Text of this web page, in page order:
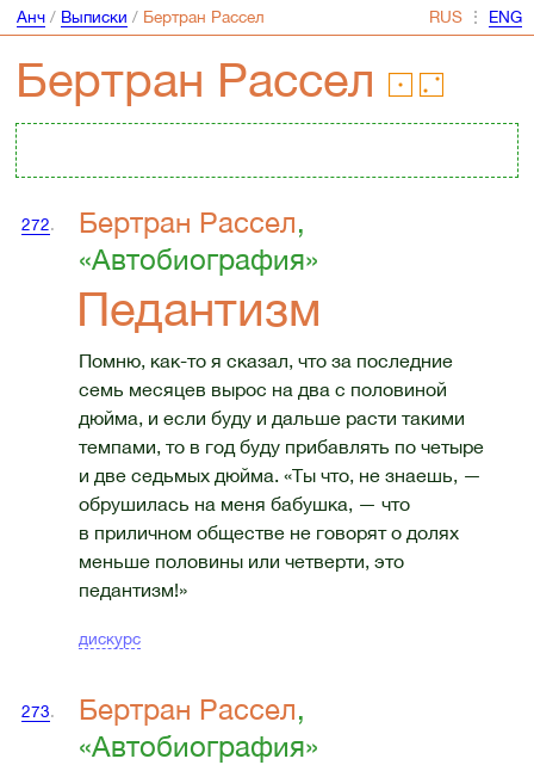
Анч/ Выписки / Бертран Рассел ⋮
Бертран Рассел
272. Бертран Рассел,
«Автобиография»
Педантизм
Помню, как-то я сказал, что за последние
семь месяцев вырос на два с половиной
дюйма, и если буду и дальше расти такими
темпами, то в год буду прибавлять по четыре
и две седьмых дюйма. «Ты что, не знаешь, —
обрушилась на меня бабушка, — что
в приличном обществе не говорят о долях
меньше половины или четверти, это
педантизм!»
дискурс
273. Бертран Рассел,
«Автобиография»